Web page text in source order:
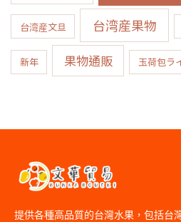
台湾産文旦 台湾産果物
新年 果物通販 玉荷包ラ
提供各種高品質的台灣水果，包括台